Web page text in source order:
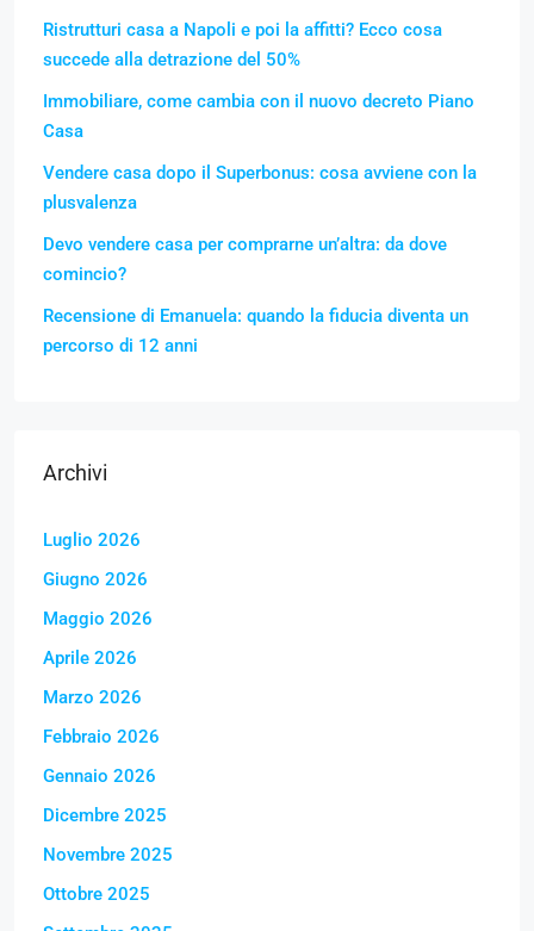
Ristrutturi casa a Napoli e poi la affitti? Ecco cosa
succede alla detrazione del 50%
Immobiliare, come cambia con il nuovo decreto Piano
Casa
Vendere casa dopo il Superbonus: cosa avviene con la
plusvalenza
Devo vendere casa per comprarne un’altra: da dove
comincio?
Recensione di Emanuela: quando la fiducia diventa un
percorso di 12 anni
Archivi
Luglio 2026
Giugno 2026
Maggio 2026
Aprile 2026
Marzo 2026
Febbraio 2026
Gennaio 2026
Dicembre 2025
Novembre 2025
Ottobre 2025